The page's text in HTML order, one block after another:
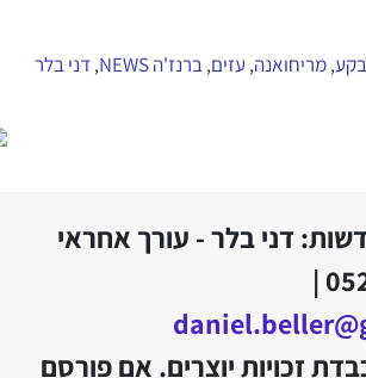
,מריחואנה, עזים,ברנז'ה NEWS , דני בלר
דני בלר - עורך אחראי
052-2394026 |
זכויות יוצרים. אם פורסם